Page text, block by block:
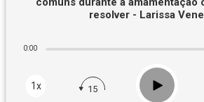
resolver - Larissa
0:00
1x 15 Play